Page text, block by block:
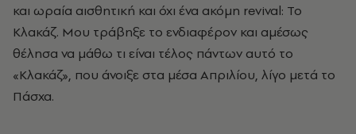
και ωραία αισθητική και όχι ένα ακόμη revival: Το
Κλακάζ. Μου τράβηξε το ενδιαφέρον και αμέσως
θέλησα να μάθω τι είναι τέλος πάντων αυτό το
«Κλακάζ», που άνοιξε στα μέσα Απριλίου, λίγο μετά το
Πάσχα.